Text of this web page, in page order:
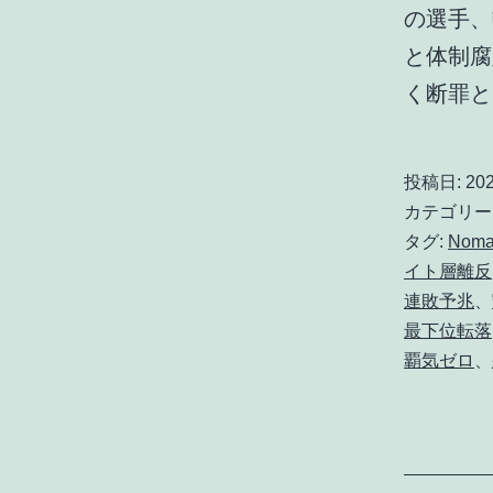
の選手
と体制
く断罪
投稿日:
カテゴリ
タグ:
イト層離反
連敗予兆
最下位転落
覇気ゼロ